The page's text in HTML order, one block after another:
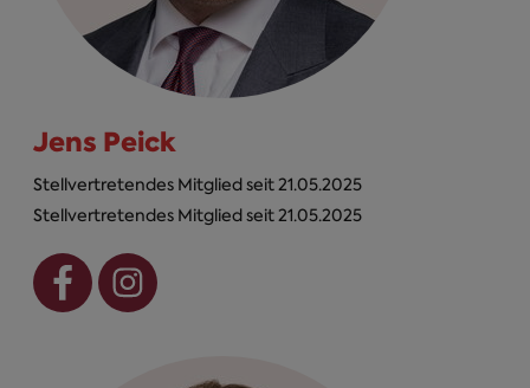
Jens Peick
Stellvertretendes Mitglied seit 21.05.2025
Stellvertretendes Mitglied seit 21.05.2025